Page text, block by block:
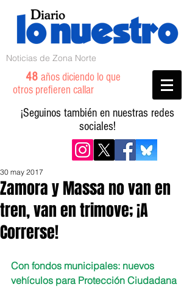
Noticias de Zona Norte
48 años diciendo lo que
otros prefieren callar
¡Seguinos también en nuestras redes
sociales!
Zamora y Massa no van en
tren, van en trimove; ¡A
Correrse!
30 may 2017
Con fondos municipales: nuevos
vehículos para Protección Ciudadana